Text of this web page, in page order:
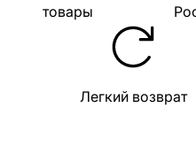
товары
Легкий возврат